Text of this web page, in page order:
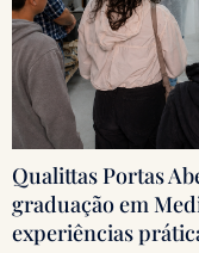
Qualittas Portas
graduação em
experiências